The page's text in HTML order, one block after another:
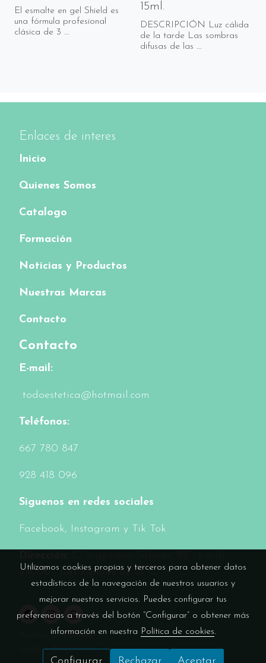
El esmalte en gel Shield es
una fórmula profesional
clásica de 3 ...
15ml.
DESCRIPCIÓN Luz cálida
de la tarde Las sombras
difusas de las ...
Enlaces de interes
Inicio
Quienes Somos
Catalogo
Formación
Noticias y Productos
Nuestras Marcas
Contacto
Contacto
E-mail:
todoestetica@hotmail.com
Teléfonos:
667 780 847
928 418 096
Síguenos en redes sociales
Facebook, Instagram y Tik Tok
35006 - Las Palmas de G. C.
Política de cookies
Gestión de cookies
Utilizamos cookies propias y terceros para obtener datos
estadísticos de la navegación de nuestros usuarios y
mejorar nuestros servicios. Puedes configurar tus
preferencias a través del botón “Configurar” o obtener más
información en nuestra Política de cookies.